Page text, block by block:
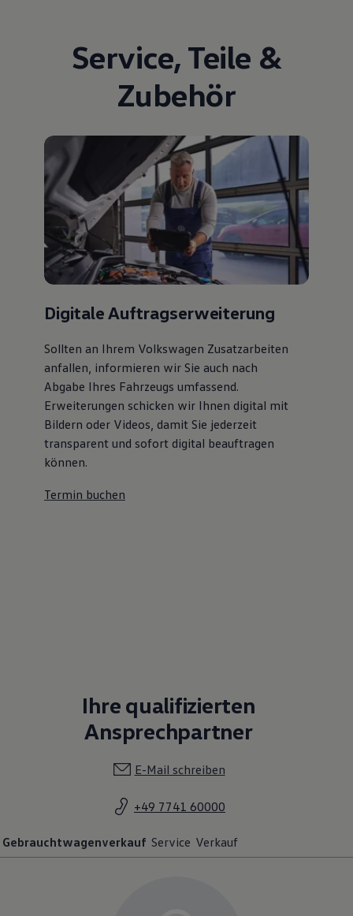
Service, Teile &
Zubehör
Digitale Auftragserweiterung
Sollten an Ihrem Volkswagen Zusatzarbeiten
anfallen, informieren wir Sie auch nach
Abgabe Ihres Fahrzeugs umfassend.
Erweiterungen schicken wir Ihnen digital mit
Bildern oder Videos, damit Sie jederzeit
transparent und sofort digital beauftragen
können.
Termin buchen
Ihre qualifizierten
Ansprechpartner
E-Mail schreiben
+49 7741 60000
Gebrauchtwagenverkauf Service Verkauf